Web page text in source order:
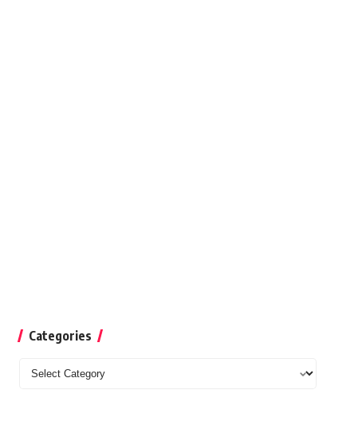
Categories
Categories